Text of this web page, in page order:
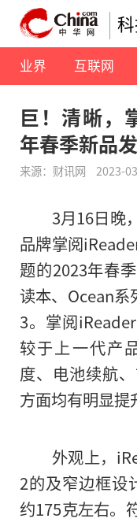
业界 互联网
巨！清晰，
年春季新品
来源：财讯网 2023-
3月16日晚
品牌掌阅
题的2023年春
读本、Ocean系
3。掌阅
较于上一代产
度、电池续航
方面均有明显提
外观上，
2的及窄边框设
约175克左右。